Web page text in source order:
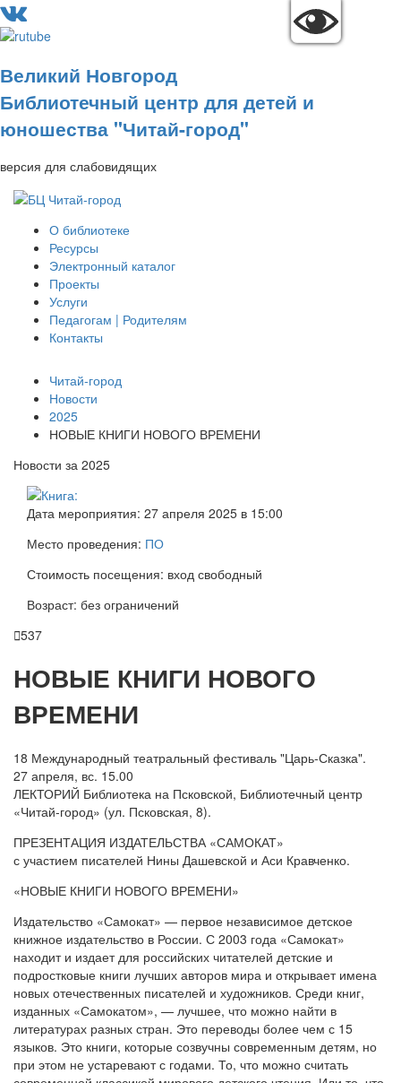
Великий Новгород
Библиотечный центр для детей и
юношества "Читай-город"
версия для слабовидящих
О библиотеке
Ресурсы
Электронный каталог
Проекты
Услуги
Педагогам | Родителям
Контакты
Читай-город
Новости
2025
НОВЫЕ КНИГИ НОВОГО ВРЕМЕНИ
Новости за 2025
Дата мероприятия: 27 апреля 2025 в 15:00
Место проведения: ПО
Стоимость посещения: вход свободный
Возраст: без ограничений
537
НОВЫЕ КНИГИ НОВОГО
ВРЕМЕНИ
18 Международный театральный фестиваль "Царь-Сказка".
27 апреля, вс. 15.00
ЛЕКТОРИЙ Библиотека на Псковской, Библиотечный центр
«Читай-город» (ул. Псковская, 8).
ПРЕЗЕНТАЦИЯ ИЗДАТЕЛЬСТВА «САМОКАТ»
с участием писателей Нины Дашевской и Аси Кравченко.
«НОВЫЕ КНИГИ НОВОГО ВРЕМЕНИ»
Издательство «Самокат» — первое независимое детское
книжное издательство в России. С 2003 года «Самокат»
находит и издает для российских читателей детские и
подростковые книги лучших авторов мира и открывает имена
новых отечественных писателей и художников. Среди книг,
изданных «Самокатом», — лучшее, что можно найти в
литературах разных стран. Это переводы более чем с 15
языков. Это книги, которые созвучны современным детям, но
при этом не устаревают с годами. То, что можно считать